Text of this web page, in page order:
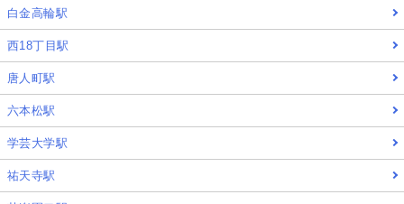
白金高輪駅
西18丁目駅
唐人町駅
六本松駅
学芸大学駅
祐天寺駅